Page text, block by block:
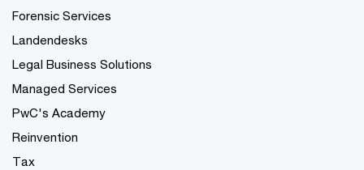
Forensic Services
Landendesks
Legal Business Solutions
Managed Services
PwC's Academy
Reinvention
Tax